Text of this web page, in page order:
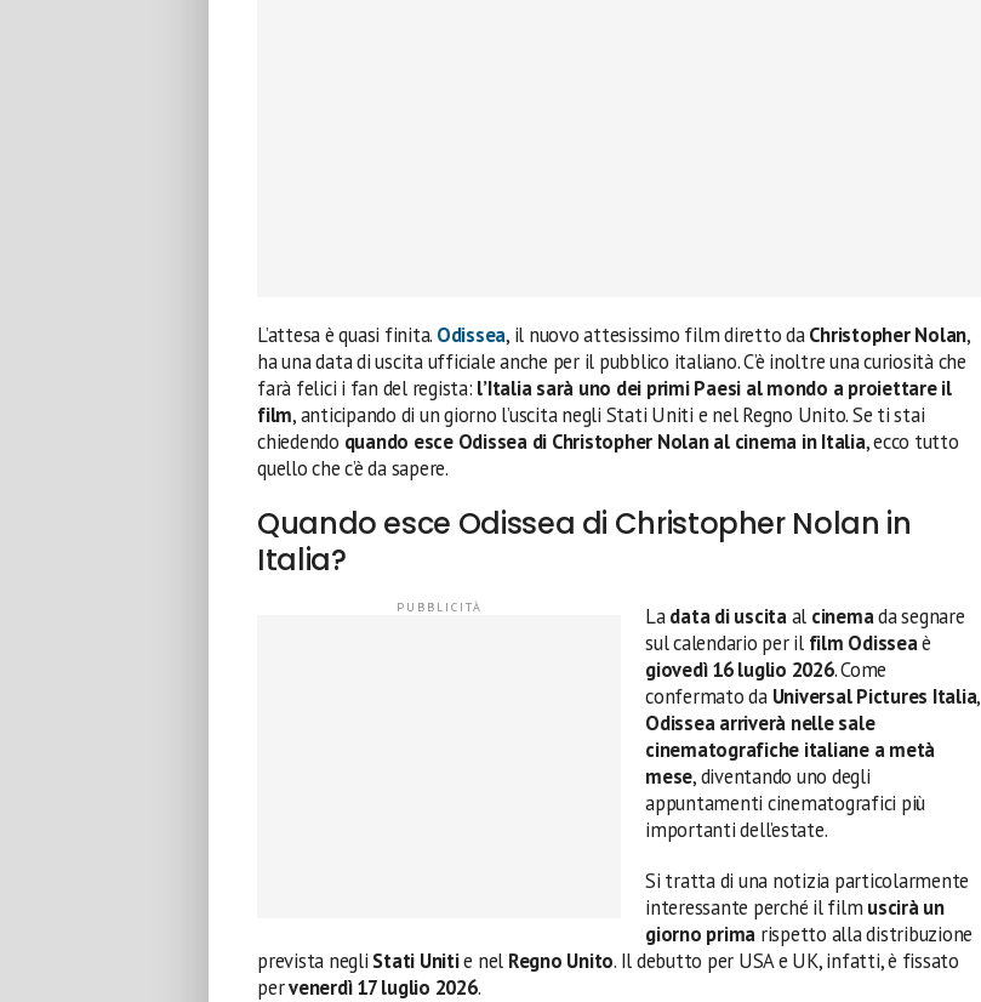
L’attesa è quasi finita. Odissea, il nuovo attesissimo film diretto daChristopher Nolan,
ha una data di uscita ufficiale anche per il pubblico italiano. C’è inoltre una curiosità che
farà felici i fan del regista: l’Italia sarà uno dei primi Paesi al mondo a proiettare il
film, anticipando di un giorno l’uscita negli Stati Uniti e nel Regno Unito. Se ti stai
chiedendo quando esce Odissea di Christopher Nolan al cinema in Italia, ecco tutto
quello che c’è da sapere.
Quando esce Odissea di Christopher Nolan in
Italia?
Ladata di uscitaal cinemada segnare
sul calendario per ilfilm Odisseaè
giovedì 16 luglio 2026. Come
confermato da Universal Pictures Italia,
Odissea arriverà nelle sale
cinematografiche italiane a metà
mese, diventando uno degli
appuntamenti cinematografici più
importanti dell’estate.
Si tratta di una notizia particolarmente
interessante perché il film uscirà un
giorno prima rispetto alla distribuzione
prevista negli Stati Unitie nel Regno Unito. Il debutto per USA e UK, infatti, è fissato
pervenerdì 17 luglio 2026.